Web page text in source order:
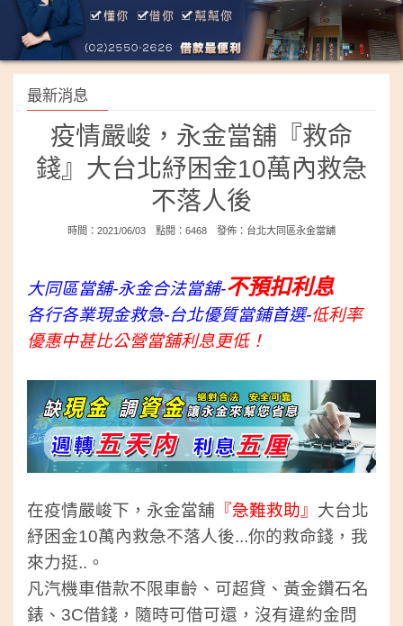
最新消息
疫情嚴峻，永金當舖『救命
錢』大台北紓困金10萬內救急
不落人後
時間：2021/06/03 點閱：6468 發佈： 台北大同區永金當舖
大同區當舖-永金合法當舖-不預扣利息
各行各業現金救急-台北優質當鋪首選-低利率
優惠中甚比公營當舖利息更低！
在疫情嚴峻下，永金當舖 『急難救助』 大台北
紓困金10萬內救急不落人後...你的救命錢，我
來力挺..。
凡汽機車借款不限車齡、可超貸、黃金鑽石名
錶、3C借錢，隨時可借可還，沒有違約金問